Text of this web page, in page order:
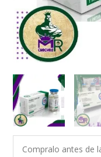
Compralo antes de